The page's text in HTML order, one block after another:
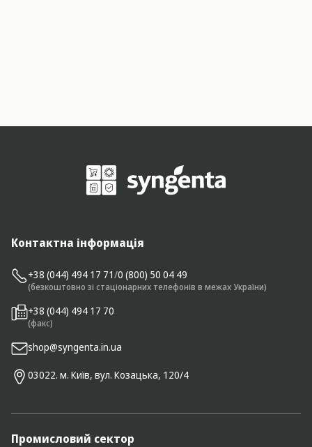
Контактна інформація
+38 (044) 494 17 71/0 (800) 50 04 49
(безкоштовно зі стаціонарних телефонів в межах України)
+38 (044) 494 17 70
(факс)
shop@syngenta.in.ua
03022. м. Київ, вул. Козацька, 120/4
Промисловий сектор